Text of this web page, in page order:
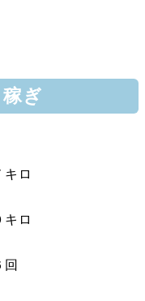
ぎ
ロ
ロ